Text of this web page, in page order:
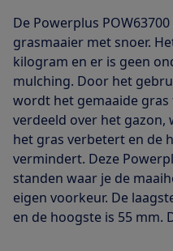
De Powerplus
grasmaaier met snoer.
kilogram en er is geen
mulching. Door het
wordt het gemaaide
verdeeld over het gazon,
het gras verbetert en de
vermindert. Deze
standen waar je de
eigen voorkeur. De
en de hoogste is 55 mm.